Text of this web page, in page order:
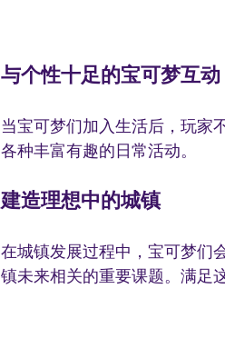
与个性十足的宝可梦互动
当宝可梦们加入生活后，玩家
各种丰富有趣的日常活动。
建造理想中的城镇
在城镇发展过程中，宝可梦们
镇未来相关的重要课题。满足